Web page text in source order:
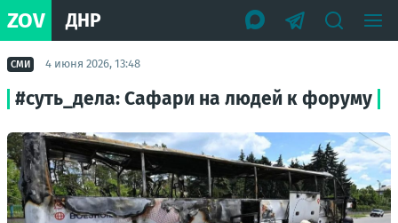
ZOV ДНР
СМИ 4 июня 2026, 13:48
#суть_дела: Сафари на людей к форуму